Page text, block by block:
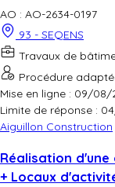
AO : AO-2634-0197
93 - SEQENS
Travaux de
Procédure
Mise en ligne : 09/08/
Limite de réponse :
Aiguillon Construction
Réalisation
+ Locaux